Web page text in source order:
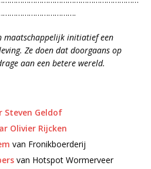
maatschappelijk initiatief een
Ze doen dat doorgaans op
aan een betere wereld.
Geldof
Olivier Rijcken
van Fronikboerderij
van Hotspot Wormerveer